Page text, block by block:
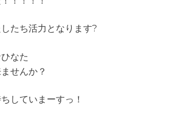
たち活力となります?
なた
せんか？
していまーすっ！